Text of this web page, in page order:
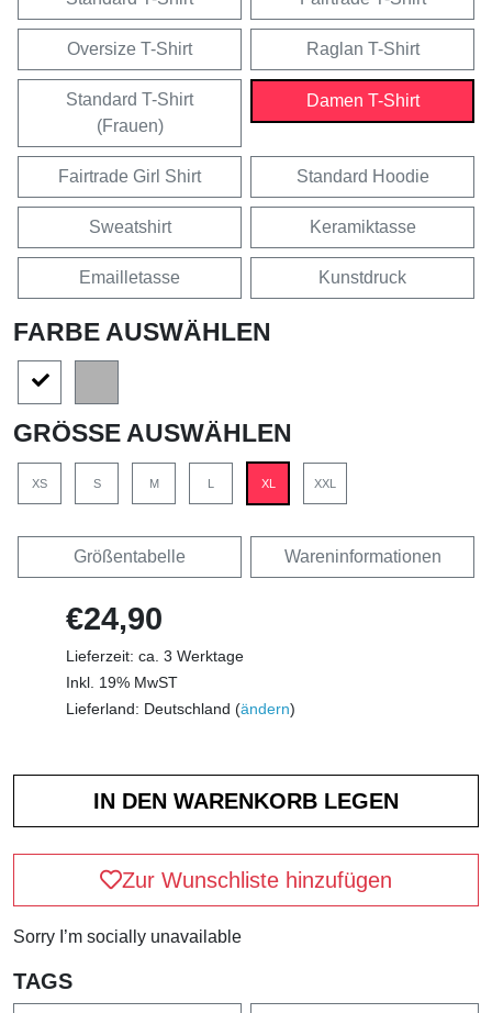
Oversize T-Shirt Raglan T-Shirt
Standard T-Shirt
(Frauen)
Damen T-Shirt
Fairtrade Girl Shirt Standard Hoodie
Sweatshirt Keramiktasse
Emailletasse Kunstdruck
FARBE AUSWÄHLEN
GRÖSSE AUSWÄHLEN
XS S M XL XXL
Größentabelle Wareninformationen
€24,90
Lieferzeit: ca. 3 Werktage
Inkl. 19% MwST
Lieferland: Deutschland (ändern)
Zur Wunschliste hinzufügen
Sorry I’m socially unavailable
TAGS